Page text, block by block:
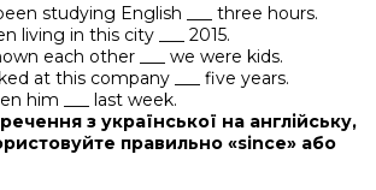
studying English ___ three hours.
living in this city ___ 2015.
each other ___ we were kids.
at this company ___ five years.
him ___ last week.
з української на англійську,
правильно «since» або